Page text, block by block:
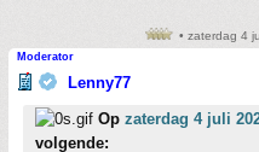
• zaterdag 4
Moderator
Lenny77
Op zaterdag 4 juli
volgende: